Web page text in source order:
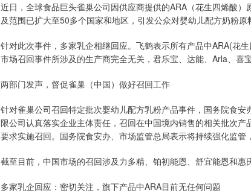
近日，全球食品巨头雀巢公司因供应商提供的ARA（花生四烯酸
及范围已扩大至50多个国家和地区，引发公众对婴幼儿配方奶粉
针对此次事件，多家乳企相继回应。飞鹤表示所有产品中ARA(花
市场召回事件所涉及的生产商完全无关，君乐宝、达能、Arla、喜
两部门发声，督促雀巢（中国）做好召回工作
针对雀巢公司召回特定批次婴幼儿配方乳粉产品事件，国务院食
限公司认真落实企业主体责任，召回在中国境内销售的相关批次
要求实施召回。国务院食安办、市场监管总局表示将持续强化监
截至目前，中国市场的召回涉及力多精、铂初能恩、舒宜能恩和
多家乳企回应：密切关注，旗下产品中ARA目前无任何问题